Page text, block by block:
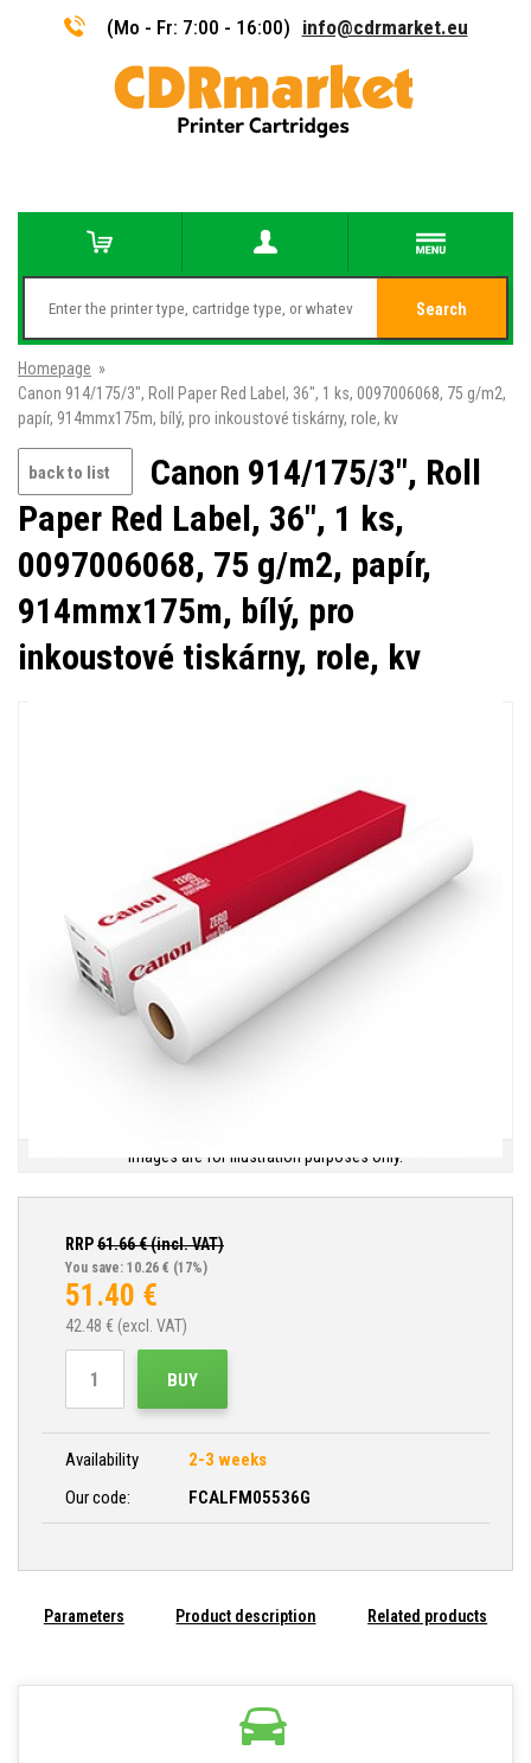
(Mo - Fr: 7:00 - 16:00) info@cdrmarket.eu
Search
Homepage »
Canon 914/175/3", Roll Paper Red Label, 36", 1 ks, 0097006068, 75 g/m2,
papír, 914mmx175m, bílý, pro inkoustové tiskárny, role, kv
back to list
Canon 914/175/3", Roll
Paper Red Label, 36", 1 ks,
0097006068, 75 g/m2, papír,
914mmx175m, bílý, pro
inkoustové tiskárny, role, kv
Images are for illustration purposes only.
RRP61.66€ (incl. VAT)
You save: 10.26 € (17%)
51.40 €
42.48 € (excl. VAT)
BUY
Availability
2-3 weeks
Our code:
FCALFM05536G
Parameters Product description Related products